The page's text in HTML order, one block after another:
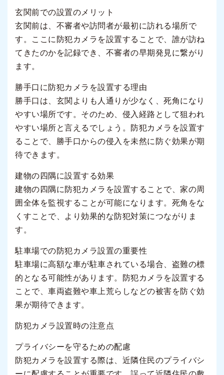
玄関前での設置のメリット
玄関前は、不審者や訪問者が最初に訪れる場所で
す。ここに防犯カメラを設置することで、誰が訪ね
てきたのかを記録でき、不審者の早期発見に繋がり
ます。
勝手口に防犯カメラを設置する理由
勝手口は、玄関よりも人通りが少なく、死角になり
やすい場所です。そのため、侵入経路として狙われ
やすい場所と言えるでしょう。防犯カメラを設置す
ることで、勝手口からの侵入を未然に防ぐ効果が期
待できます。
建物の四隅に設置する効果
建物の四隅に防犯カメラを設置することで、家の周
囲全体を監視することが可能になります。死角をな
くすことで、より効果的な防犯対策につながりま
す。
駐車場での防犯カメラ設置の重要性
駐車場に高額な車が駐車されている場合、盗難の標
的となる可能性があります。防犯カメラを設置する
ことで、車両盗難や車上荒らしなどの被害を防ぐ効
果が期待できます。
防犯カメラ設置時の注意点
プライバシーを守るための配慮
防犯カメラを設置する際は、近隣住民のプライバシ